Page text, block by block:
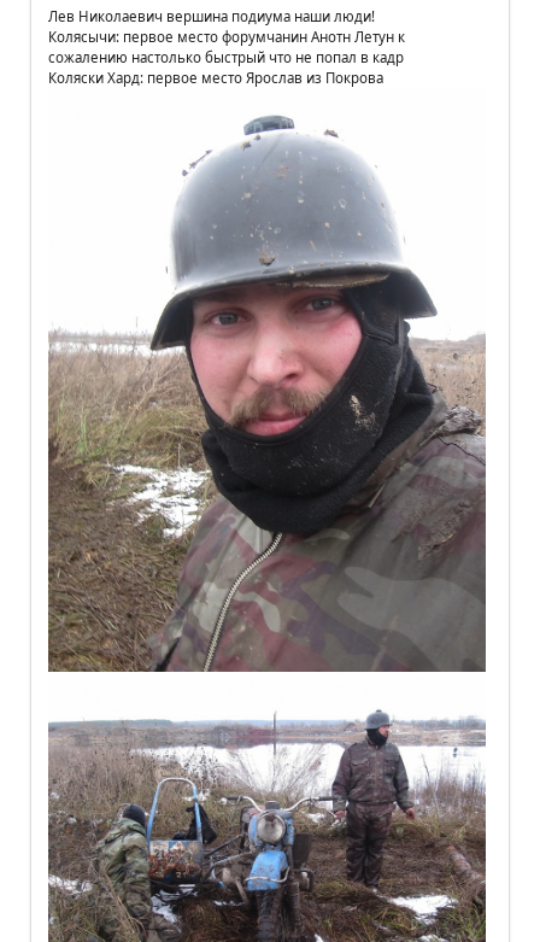
Лев Николаевич вершина подиума наши люди!
Колясычи: первое место форумчанин Анотн Летун к
сожалению настолько быстрый что не попал в кадр
Коляски Хард: первое место Ярослав из Покрова